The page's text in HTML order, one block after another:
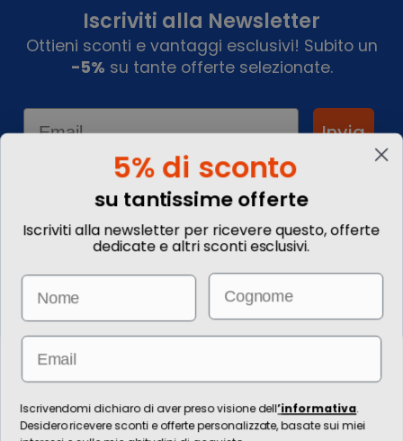
Informazioni
Come prenotare
Informazioni Legali
Iscriviti alla Newsletter
Ottieni sconti e vantaggi esclusivi! Subito un
-5% su tante offerte selezionate.
Email
Invia
Le immagini hanno valore puramente illustrativo. I prezzi e le
Per l’erogazione dei servizi di viaggio è responsabile/direzione tecnica
Ignas Tour S.p.A., Largo Cesare Battisti, 28 - 39044 Egna (BZ) - Italia,
P.IVA: 01652670215. È venditore Ignas Tour S.p.A., Largo Cesare Battisti, 28 -
5% di sconto
su tantissime offerte
Iscriviti alla newsletter per ricevere questo, offerte
dedicate e altri sconti esclusivi.
Name Email
Email
Iscrivendomi dichiaro di aver preso visione dell’informativa.
Desidero ricevere sconti e offerte personalizzate, basate sui miei